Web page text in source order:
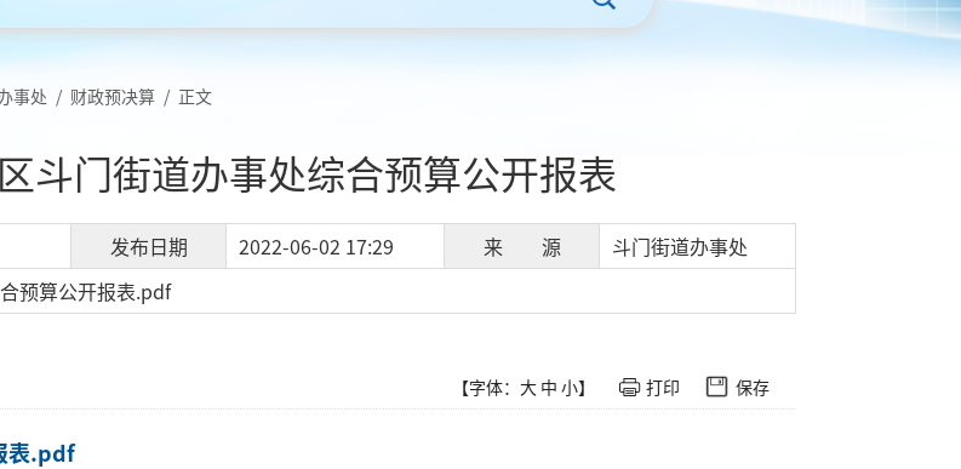
事处 / 财政预决算 / 正文
斗门街道办事处综合预算公开报表
发布日期 2022-06-02 17:29 来 源
斗门街道办事处
预算公开报表.pdf
【字体： 大 中 小】 打印 保存
表.pdf